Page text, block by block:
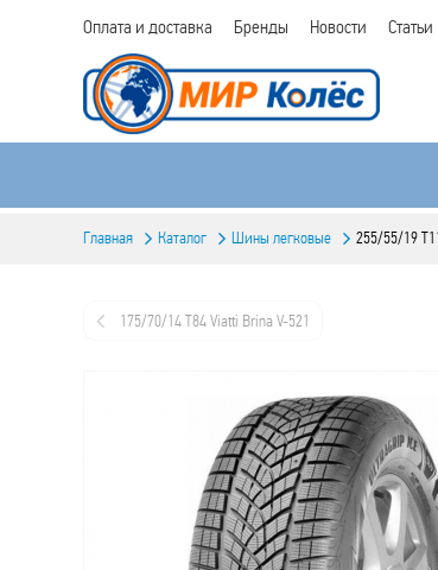
Оплата и доставка Бренды Новости Статьи
Главная Каталог Шины легковые 255/55/19
175/70/14 T84 Viatti Brina V-521